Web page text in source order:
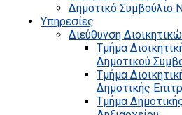
Δημοτικό Συμβούλιο
Υπηρεσίες
Διεύθυνση
Τμήμα
Δημοτικού
Τμήμα
Δημοτικής
Τμήμα